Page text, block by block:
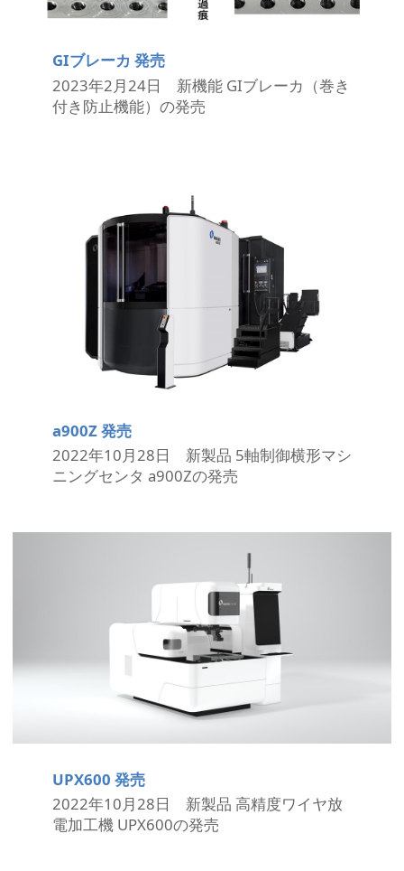
GIブレーカ 発売
2023年2月24日 新機能 GIブレーカ（巻き
付き防止機能）の発売
a900Z 発売
2022年10月28日 新製品 5軸制御横形マシ
ニングセンタ a900Zの発売
UPX600 発売
2022年10月28日 新製品 高精度ワイヤ放
電加工機 UPX600の発売